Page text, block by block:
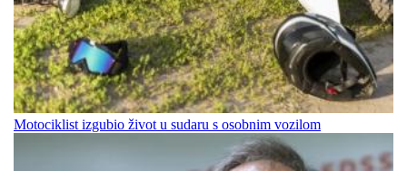
Motociklist izgubio život u sudaru s osobnim vozilom